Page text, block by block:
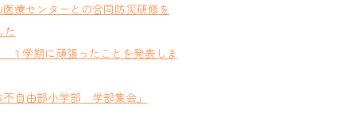
医療センターとの合同防災研修を
た
１学期に頑張ったことを発表しま
不自由部小学部 学部集会」